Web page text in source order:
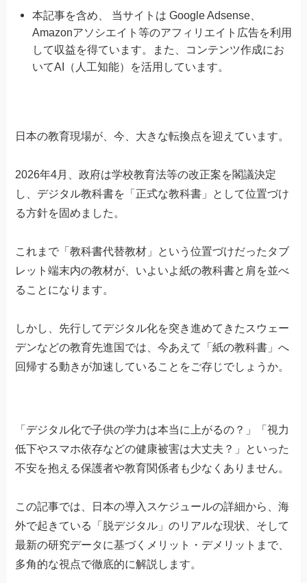
本記事を含め、 当サイトは Google Adsense、
Amazonアソシエイト等のアフィリエイト広告を利用
して収益を得ています。また、コンテンツ作成にお
いてAI（人工知能）を活用しています。
日本の教育現場が、今、大きな転換点を迎えています。
2026年4月、政府は学校教育法等の改正案を閣議決定
し、デジタル教科書を「正式な教科書」として位置づけ
る方針を固めました。
これまで「教科書代替教材」という位置づけだったタブ
レット端末内の教材が、いよいよ紙の教科書と肩を並べ
ることになります。
しかし、先行してデジタル化を突き進めてきたスウェー
デンなどの教育先進国では、今あえて「紙の教科書」へ
回帰する動きが加速していることをご存じでしょうか。
「デジタル化で子供の学力は本当に上がるの？」「視力
低下やスマホ依存などの健康被害は大丈夫？」といった
不安を抱える保護者や教育関係者も少なくありません。
この記事では、日本の導入スケジュールの詳細から、海
外で起きている「脱デジタル」のリアルな現状、そして
最新の研究データに基づくメリット・デメリットまで、
多角的な視点で徹底的に解説します。